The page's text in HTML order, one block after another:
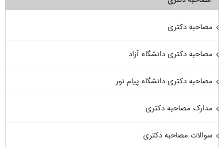
مصاحبه دکتری
مصاحبه دکتری دانشگاه آزاد
مصاحبه دکتری دانشگاه پیام نور
مدارک مصاحبه دکتری
سوالات مصاحبه دکتری